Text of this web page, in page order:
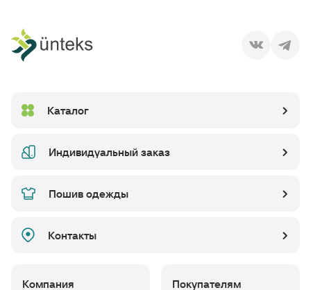
Каталог
Индивидуальный заказ
Пошив одежды
Контакты
Компания Покупателям